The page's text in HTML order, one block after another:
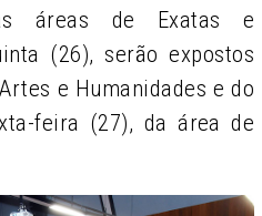
áreas de Exatas e
(26), serão expostos
e Humanidades e do
feira (27), da área de